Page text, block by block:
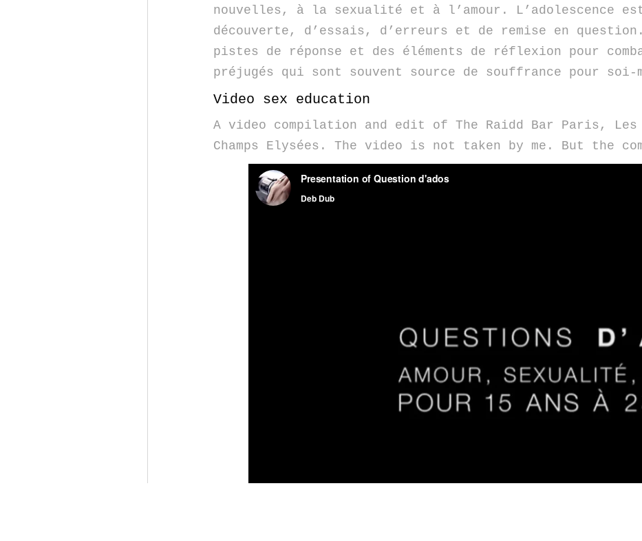
nouvelles, à la sexualité et à l’amour. L’adolescence
découverte, d’essais, d’erreurs et de remise en
pistes de réponse et des éléments de réflexion pour
préjugés qui sont souvent source de souffrance pour soi-
Video sex education
A video compilation and edit of The Raidd Bar Paris, Les
Champs Elysées. The video is not taken by me. But the